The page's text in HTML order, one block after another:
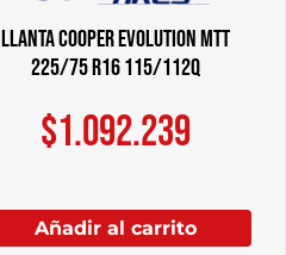
Llanta COOPER Evolution MTT
225/75 R16 115/112Q
$1.092.239
Añadir al carrito